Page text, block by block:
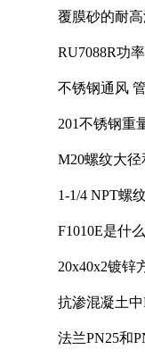
覆膜砂的耐
RU7088R功
不锈钢通风
201不锈钢重
M20螺纹大
1-1/4 NPT螺
F1010E是什
20x40x2镀锌
抗渗混凝土
法兰PN25和